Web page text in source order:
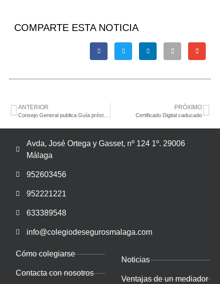
COMPARTE ESTA NOTICIA
ANTERIOR
Consejo General publica Guía préstamos ICO
PRÓXIMO
Certificado Digital caducado
Avda, José Ortega y Gasset, nº 124 1º. 29006
Málaga
952603456
952221221
633389548
info@colegiodesegurosmalaga.com
Cómo colegiarse
Contacta con nosotros
Noticias
Ventajas de un mediador